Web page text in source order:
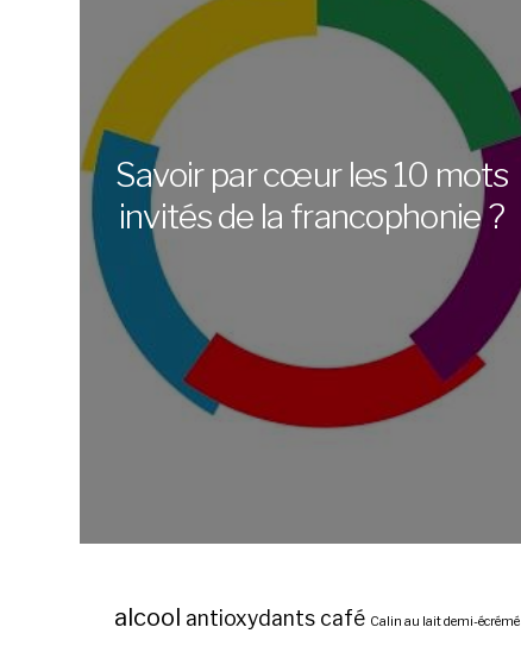
Savoir par cœur les 10 mots
invités de la francophonie ?
alcool antioxydants café Calin au lait demi-écrémé